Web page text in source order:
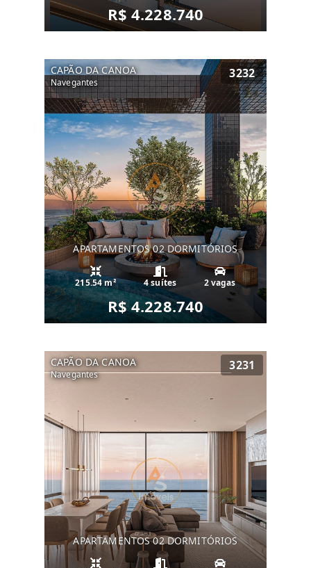
R$ 4.228.740
CAPÃO DA CANOA
Navegantes
3232
APARTAMENTOS 02 DORMITÓRIOS
215.54 m² 4 suítes 2 vagas
R$ 4.228.740
CAPÃO DA CANOA
Navegantes
3231
APARTAMENTOS 02 DORMITÓRIOS